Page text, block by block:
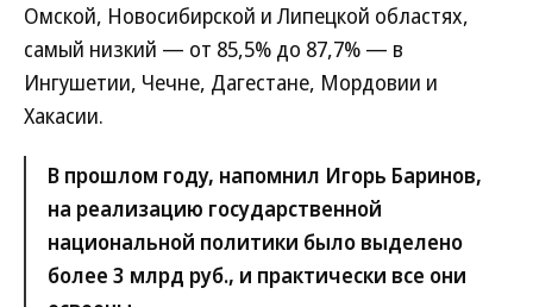
Омской, Новосибирской и Липецкой областях,
самый низкий — от 85,5% до 87,7% — в
Ингушетии, Чечне, Дагестане, Мордовии и
Хакасии.
В прошлом году, напомнил Игорь Баринов,
на реализацию государственной
национальной политики было выделено
более 3 млрд руб., и практически все они